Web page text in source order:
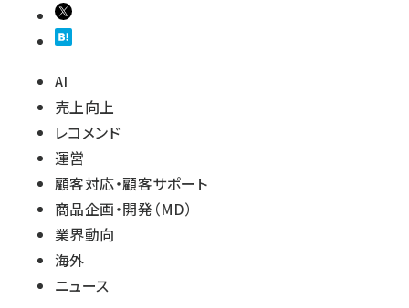
AI
売上向上
レコメンド
運営
顧客対応・顧客サポート
商品企画・開発（MD）
業界動向
海外
ニュース